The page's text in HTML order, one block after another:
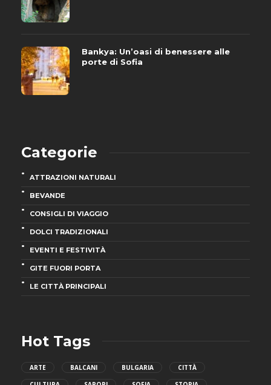
Bankya: Un’oasi di benessere alle
porte di Sofia
Categorie
ATTRAZIONI NATURALI
BEVANDE
CONSIGLI DI VIAGGIO
DOLCI TRADIZIONALI
EVENTI E FESTIVITÀ
GITE FUORI PORTA
LE CITTÀ PRINCIPALI
Hot Tags
ARTE BALCANI BULGARIA
CITTÀ